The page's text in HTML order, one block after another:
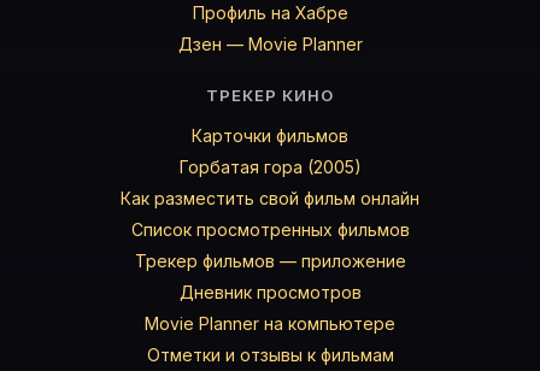
Профиль на Хабре
Дзен — Movie Planner
ТРЕКЕР КИНО
Карточки фильмов
Горбатая гора (2005)
Как разместить свой фильм онлайн
Список просмотренных фильмов
Трекер фильмов — приложение
Дневник просмотров
Movie Planner на компьютере
Отметки и отзывы к фильмам